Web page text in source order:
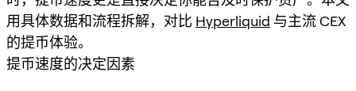
用具体数据和流程拆解，对比 Hyperliquid 与主流 CEX
的提币体验。
提币速度的决定因素